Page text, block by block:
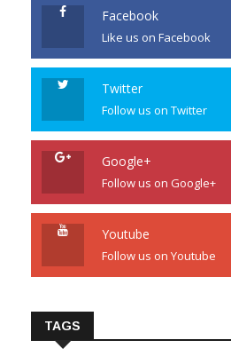
Facebook
Like us on Facebook
Twitter
Follow us on Twitter
Google+
Follow us on Google+
Youtube
Follow us on Youtube
TAGS